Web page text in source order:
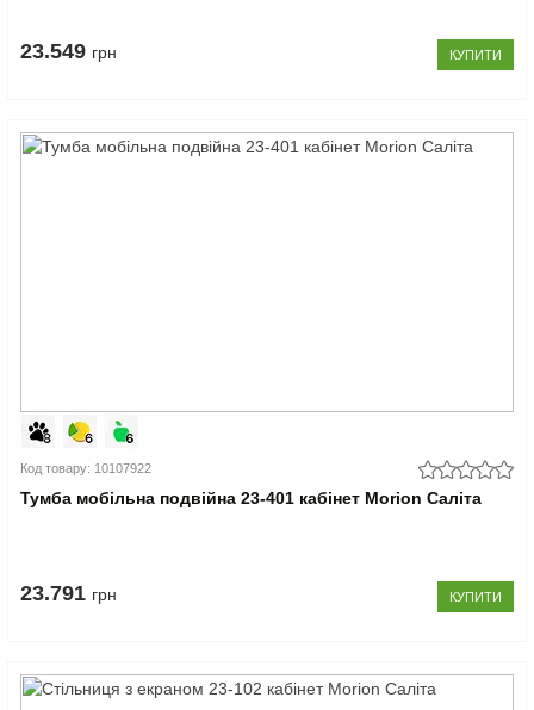
23.549 грн КУПИТИ
Код товару: 10107922
Тумба мобільна подвійна 23-401 кабінет Morion Саліта
23.791 грн КУПИТИ